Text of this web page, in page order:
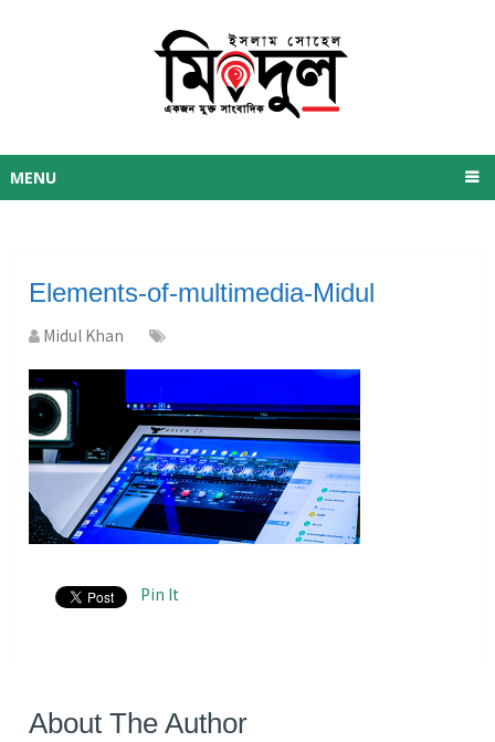
MENU
Elements-of-multimedia-Midul
Midul Khan
Pin It
About The Author